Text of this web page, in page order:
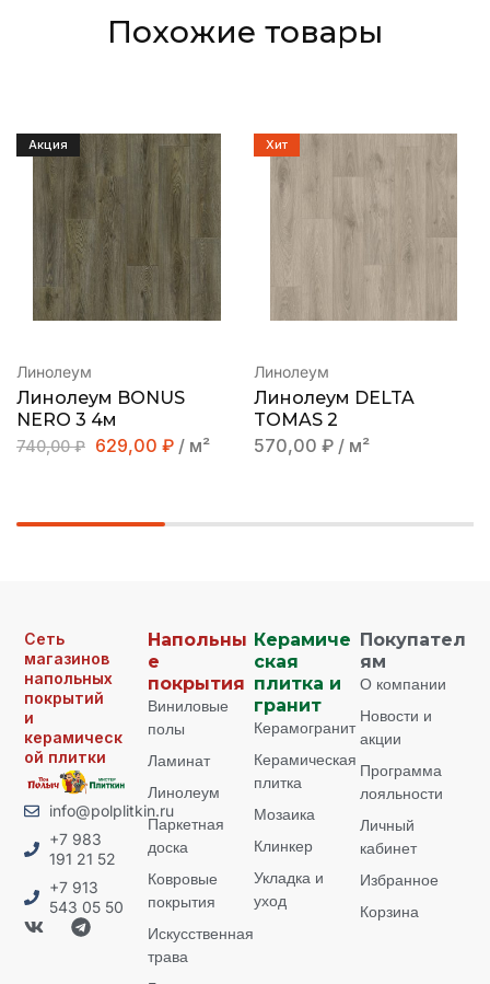
Похожие товары
Акция
Линолеум
Линолеум BONUS
NERO 3 4м
740,00₽ 629,00 ₽ / м²
Хит
Линолеум
Линолеум DELTA
TOMAS 2
570,00 ₽ / м²
Сеть
магазинов
напольных
покрытий
и
керамическ
ой плитки
info@polplitkin.ru
+7 983
191 21 52
+7 913
543 05 50
Напольны
е
покрытия
Виниловые
полы
Ламинат
Линолеум
Паркетная
доска
Ковровые
покрытия
Искусственная
трава
Керамиче
ская
плитка и
гранит
Керамогранит
Керамическая
плитка
Мозаика
Клинкер
Укладка и
уход
Покупател
ям
О компании
Новости и
акции
Программа
лояльности
Личный
кабинет
Избранное
Корзина